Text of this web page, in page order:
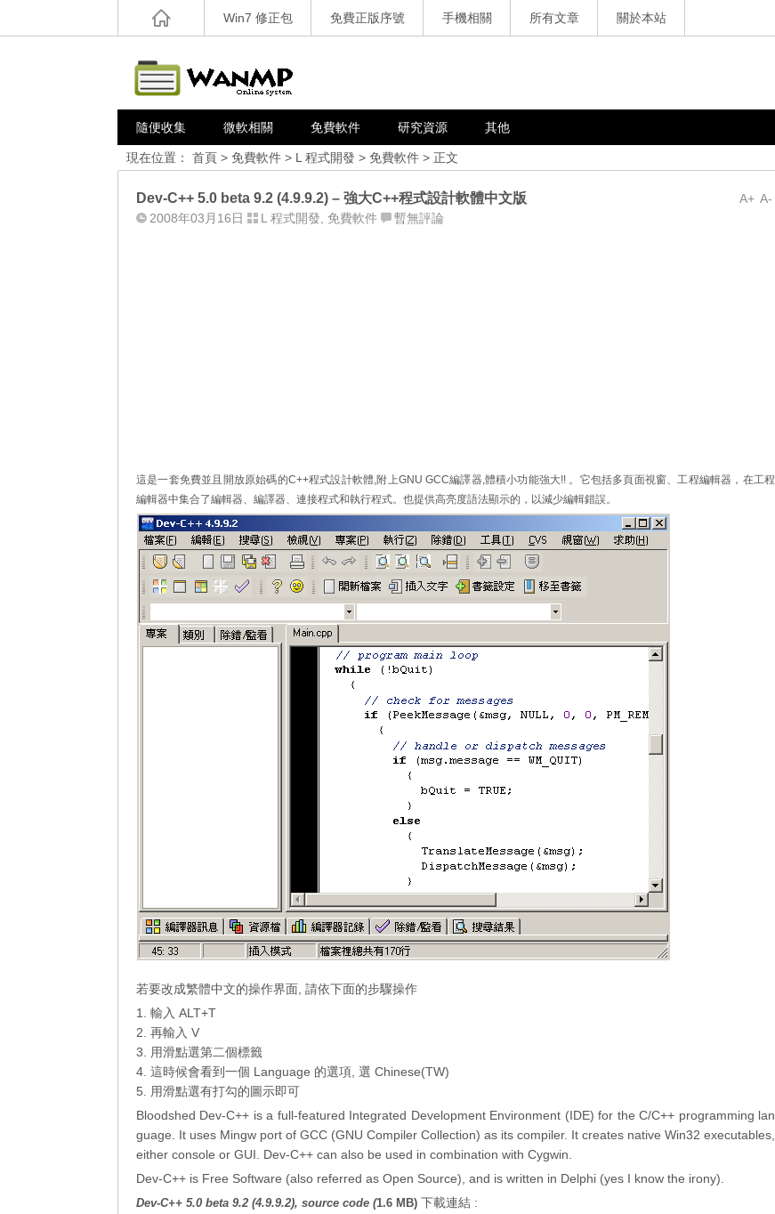
Win7 修正包 免費正版序號 手機相關 所有文章 關於本站
隨便收集 微軟相關 免費軟件 研究資源 其他
現在位置： 首頁 > 免費軟件 > L 程式開發 > 免費軟件 > 正文
A-
A+
Dev-C++ 5.0 beta 9.2 (4.9.9.2) – 強大C++程式設計軟體中文版
2008年03月16日 L 程式開發 免費軟件 暫無評論
這是一套免費並且開放原始碼的C++程式設計軟體,附上GNU GCC編譯器,體積小功能強大!! 。它包括多頁面視窗、工程編輯器，在工程
編輯器中集合了編輯器、編譯器、連接程式和執行程式。也提供高亮度語法顯示的，以減少編輯錯誤。
若要改成繁體中文的操作界面, 請依下面的步驟操作
1. 輸入 ALT+T
2. 再輸入 V
3. 用滑點選第二個標籤
4. 這時候會看到一個 Language 的選項, 選 Chinese(TW)
5. 用滑點選有打勾的圖示即可
Bloodshed Dev-C++ is a full-featured Integrated Development Environment (IDE) for the C/C++ programming lan
guage. It uses Mingw port of GCC (GNU Compiler Collection) as its compiler. It creates native Win32 executables,
either console or GUI. Dev-C++ can also be used in combination with Cygwin.
Dev-C++ is Free Software (also referred as Open Source), and is written in Delphi (yes I know the irony).
Dev-C++ 5.0 beta 9.2 (4.9.9.2), source code (1.6 MB) 下載連結 :